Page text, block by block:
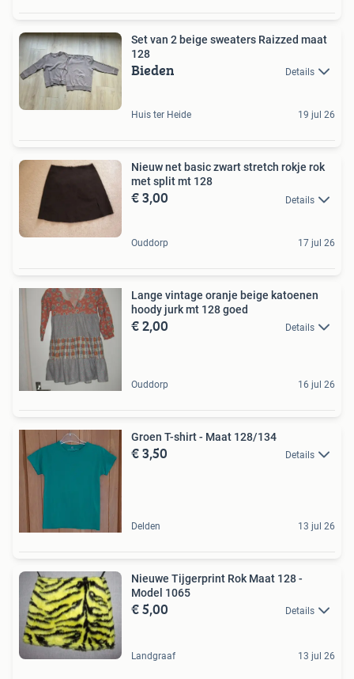
Set van 2 beige sweaters Raizzed maat
128
Bieden Details
Huis ter Heide 19 jul 26
Nieuw net basic zwart stretch rokje rok
met split mt 128
€ 3,00 Details
Ouddorp 17 jul 26
Lange vintage oranje beige katoenen
hoody jurk mt 128 goed
€ 2,00 Details
Ouddorp 16 jul 26
Groen T-shirt - Maat 128/134
€ 3,50 Details
Delden 13 jul 26
Nieuwe Tijgerprint Rok Maat 128 -
Model 1065
€ 5,00 Details
Landgraaf 13 jul 26